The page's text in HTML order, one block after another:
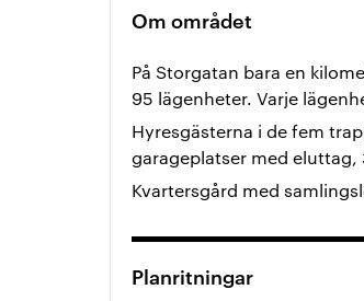
Om området
På Storgatan bara en
95 lägenheter. Varje
Hyresgästerna i de fem
garageplatser med
Kvartersgård med
Planritningar